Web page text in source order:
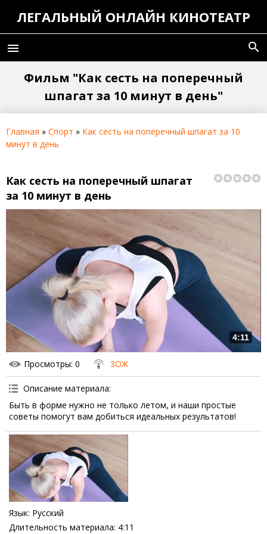
ЛЕГАЛЬНЫЙ ОНЛАЙН КИНОТЕАТР
menu search
Фильм "Как сесть на поперечный
шпагат за 10 минут в день"
Главная » Спорт » Как сесть на поперечный шпагат за 10
минут в день
Как сесть на поперечный шпагат
за 10 минут в день
4:11
Просмотры: 0 ЗОЖ
Описание материала:
Быть в форме нужно не только летом, и наши простые
советы помогут вам добиться идеальных результатов!
Язык: Русский
Длительность материала: 4:11